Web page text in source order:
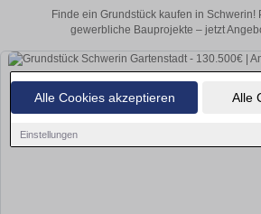
Alle Cookies akzeptieren Alle
Einstellungen
Finde ein Grundstück kaufen in Schwerin!
gewerbliche Bauprojekte – jetzt